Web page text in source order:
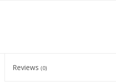
Reviews (0)